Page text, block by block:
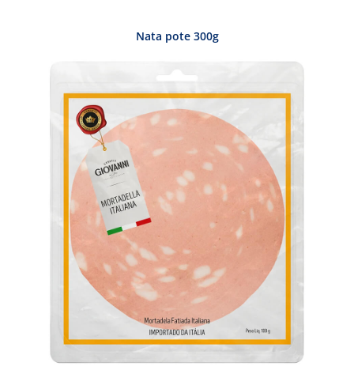
Nata pote 300g